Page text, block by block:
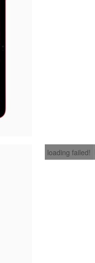
loading failed!